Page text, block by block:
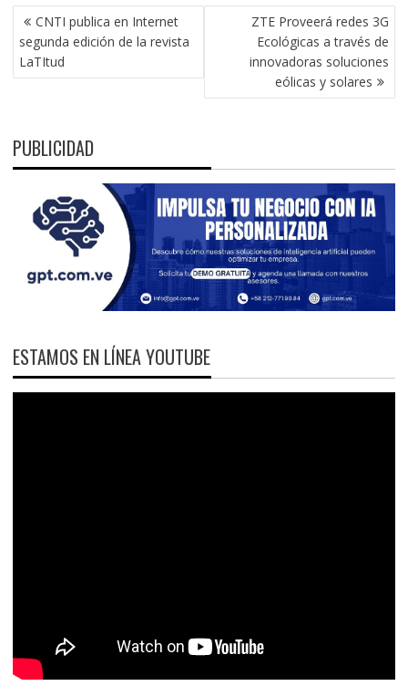
NAVEGACIÓN
DE
ENTRADAS
CNTI publica en Internet
segunda edición de la revista
LaTItud
ZTE Proveerá redes 3G
Ecológicas a través de
innovadoras soluciones
eólicas y solares
PUBLICIDAD
ESTAMOS EN LÍNEA YOUTUBE